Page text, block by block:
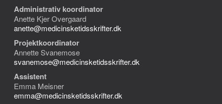
Administrativ koordinator
Anette Kjer Overgaard
anette@medicinsketidsskrifter.dk
Projektkoordinator
Annette Svanemose
svanemose@medicinsketidsskrifter.dk
Assistent
Emma Meisner
emma@medicinsketidsskrifter.dk